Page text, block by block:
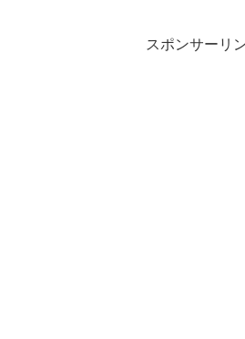
スポンサーリ